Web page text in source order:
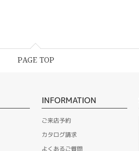
PAGE TOP
INFORMATION
ご来店予約
カタログ請求
よくあるご質問